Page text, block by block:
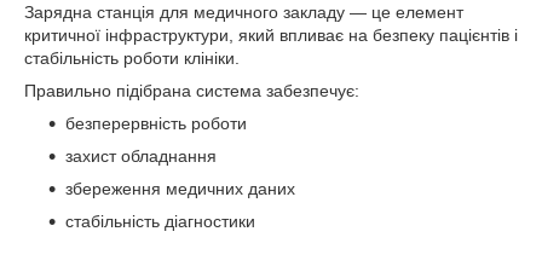
Зарядна станція для медичного закладу — це елемент
критичної інфраструктури, який впливає на безпеку пацієнтів і
стабільність роботи клініки.
Правильно підібрана система забезпечує:
безперервність роботи
захист обладнання
збереження медичних даних
стабільність діагностики